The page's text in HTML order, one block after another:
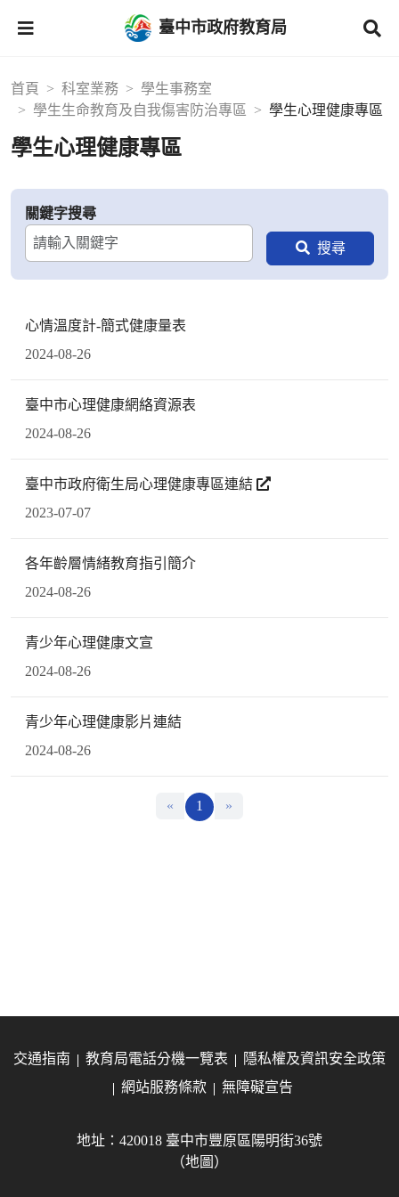
臺中市政府教育局
首頁 科室業務
學生事務室
學生生命教育及自我傷害防治專區
學生心理健康專區
學生心理健康專區
關鍵字搜尋
心情溫度計-簡式健康量表
2024-08-26
臺中市心理健康網絡資源表
2024-08-26
臺中市政府衛生局心理健康專區連結
2023-07-07
各年齡層情緒教育指引簡介
2024-08-26
青少年心理健康文宣
2024-08-26
青少年心理健康影片連結
2024-08-26
« 1 »
交通指南 教育局電話分機一覽表
隱私權及資訊安全政策
網站服務條款
無障礙宣告
地址：420018 臺中市豐原區陽明街36號
（地圖）